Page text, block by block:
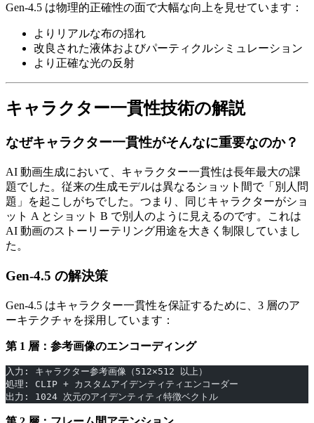
Gen-4.5 は物理的正確性の面で大幅な向上を見せています：
よりリアルな布の揺れ
改良された液体およびパーティクルシミュレーション
より正確な光の反射
キャラクター一貫性技術の解説
なぜキャラクター一貫性がそんなに重要なのか？
AI 動画生成において、キャラクター一貫性は長年最大の課
題でした。従来の生成モデルは異なるショット間で「別人問
題」を起こしがちでした。つまり、同じキャラクターがショ
ット A とショット B で別人のように見えるのです。これは
AI 動画のストーリーテリング用途を大きく制限していまし
た。
Gen-4.5 の解決策
Gen-4.5 はキャラクター一貫性を保証するために、3 層のア
ーキテクチャを採用しています：
第 1 層：参考画像のエンコーディング
入力: キャラクター参考画像（512×512 以上）
処理: CLIP + カスタムアイデンティティエンコーダー
出力: 1024 次元のアイデンティティ特徴ベクトル